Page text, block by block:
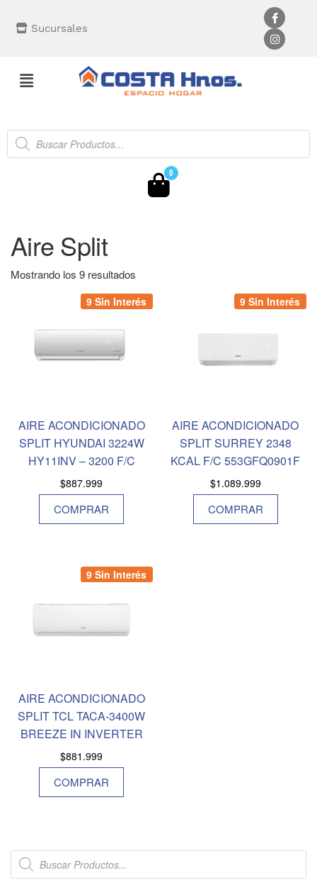
Sucursales
0
Aire Split
Mostrando los 9 resultados
9 Sin Interés
AIRE ACONDICIONADO
SPLIT HYUNDAI 3224W
HY11INV – 3200 F/C
$887.999
COMPRAR
9 Sin Interés
AIRE ACONDICIONADO
SPLIT SURREY 2348
KCAL F/C 553GFQ0901F
$1.089.999
COMPRAR
9 Sin Interés
AIRE ACONDICIONADO
SPLIT TCL TACA-3400W
BREEZE IN INVERTER
$881.999
COMPRAR